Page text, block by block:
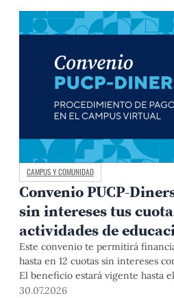
CAMPUS Y COMUNIDAD
Convenio PUCP-
sin intereses tus
actividades de
Este convenio te permitirá
hasta en 12 cuotas sin intereses
El beneficio estará vigente hasta
2026 para pregrado y posgrado,
30.07.2026